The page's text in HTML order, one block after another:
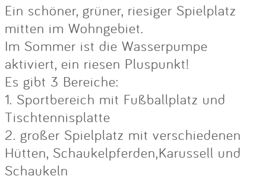
Ein schöner, grüner, riesiger Spielplatz
mitten im Wohngebiet.
Im Sommer ist die Wasserpumpe
aktiviert, ein riesen Pluspunkt!
Es gibt 3 Bereiche:
1. Sportbereich mit Fußballplatz und
Tischtennisplatte
2. großer Spielplatz mit verschiedenen
Hütten, Schaukelpferden,Karussell und
Schaukeln